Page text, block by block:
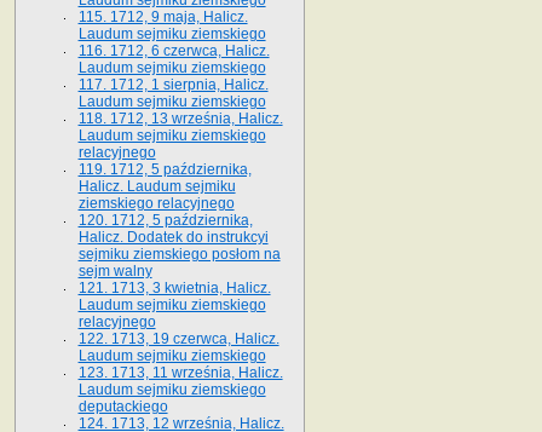
115. 1712, 9 maja, Halicz.
Laudum sejmiku ziemskiego
116. 1712, 6 czerwca, Halicz.
Laudum sejmiku ziemskiego
117. 1712, 1 sierpnia, Halicz.
Laudum sejmiku ziemskiego
118. 1712, 13 września, Halicz.
Laudum sejmiku ziemskiego
relacyjnego
119. 1712, 5 października,
Halicz. Laudum sejmiku
ziemskiego relacyjnego
120. 1712, 5 października,
Halicz. Dodatek do instrukcyi
sejmiku ziemskiego posłom na
sejm walny
121. 1713, 3 kwietnia, Halicz.
Laudum sejmiku ziemskiego
relacyjnego
122. 1713, 19 czerwca, Halicz.
Laudum sejmiku ziemskiego
123. 1713, 11 września, Halicz.
Laudum sejmiku ziemskiego
deputackiego
124. 1713, 12 września, Halicz.